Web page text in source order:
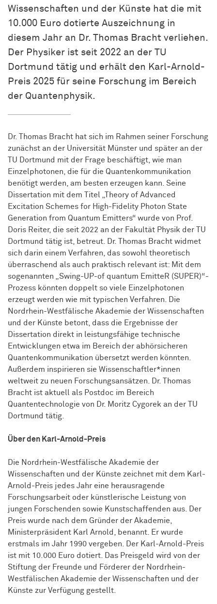
Wissenschaften und der Künste hat die mit
10.000 Euro dotierte Auszeichnung in
diesem Jahr an Dr. Thomas Bracht verliehen.
Der Physiker ist seit 2022 an der TU
Dortmund tätig und erhält den Karl-Arnold-
Preis 2025 für seine Forschung im Bereich
der Quantenphysik.
Dr. Thomas Bracht hat sich im Rahmen seiner Forschung
zunächst an der Universität Münster und später an der
TU Dortmund mit der Frage beschäftigt, wie man
Einzelphotonen, die für die Quantenkommunikation
benötigt werden, am besten erzeugen kann. Seine
Dissertation mit dem Titel „Theory of Advanced
Excitation Schemes for High-Fidelity Photon State
Generation from Quantum Emitters“ wurde von Prof.
Doris Reiter, die seit 2022 an der Fakultät Physik der TU
Dortmund tätig ist, betreut. Dr. Thomas Bracht widmet
sich darin einem Verfahren, das sowohl theoretisch
überraschend als auch praktisch relevant ist: Mit dem
sogenannten „Swing-UP-of quantum EmitteR (SUPER)“-
Prozess könnten doppelt so viele Einzelphotonen
erzeugt werden wie mit typischen Verfahren. Die
Nordrhein-Westfälische Akademie der Wissenschaften
und der Künste betont, dass die Ergebnisse der
Dissertation direkt in leistungsfähige technische
Entwicklungen etwa im Bereich der abhörsicheren
Quantenkommunikation übersetzt werden könnten.
Außerdem inspirieren sie Wissen­schaft­ler*innen
weltweit zu neuen Forschungsansätzen. Dr. Thomas
Bracht ist aktuell als Postdoc im Bereich
Quantentechnologie von Dr. Moritz Cygorek an der TU
Dortmund tätig.
Über den Karl-Arnold-Preis
Die Nordrhein-Westfälische Akademie der
Wissenschaften und der Künste zeichnet mit dem Karl-
Arnold-Preis jedes Jahr eine herausragende
Forschungsarbeit oder künstlerische Leistung von
jungen Forschenden sowie Kunstschaffenden aus. Der
Preis wurde nach dem Gründer der Akademie,
Ministerpräsident Karl Arnold, benannt. Er wurde
erstmals im Jahr 1990 vergeben. Der Karl-Arnold-Preis
ist mit 10.000 Euro dotiert. Das Preisgeld wird von der
Stiftung der Freunde und Förderer der Nordrhein-
Westfälischen Akademie der Wissenschaften und der
Künste zur Verfügung gestellt.